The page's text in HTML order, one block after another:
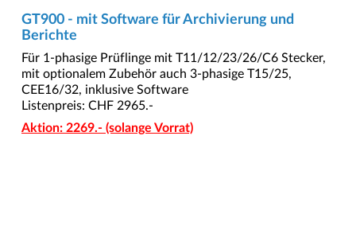
GT900 - mit Software für Archivierung und
Berichte
Für 1-phasige Prüflinge mit T11/12/23/26/C6 Stecker,
mit optionalem Zubehör auch 3-phasige T15/25,
CEE16/32, inklusive Software
Listenpreis: CHF 2965.-
Aktion: 2269.- (solange Vorrat)